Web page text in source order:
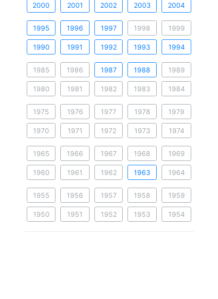
2000 2001 2002 2003 2004
1995 1996 1997 1998 1999
1990 1991 1992 1993 1994
1985 1986 1987 1988 1989
1980 1981 1982 1983 1984
1975 1976 1977 1978 1979
1970 1971 1972 1973 1974
1965 1966 1967 1968 1969
1960 1961 1962 1963 1964
1955 1956 1957 1958 1959
1950 1951 1952 1953 1954